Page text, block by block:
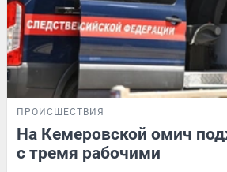
ПРОИСШЕСТВИЯ
На Кемеровской омич
с тремя рабочими